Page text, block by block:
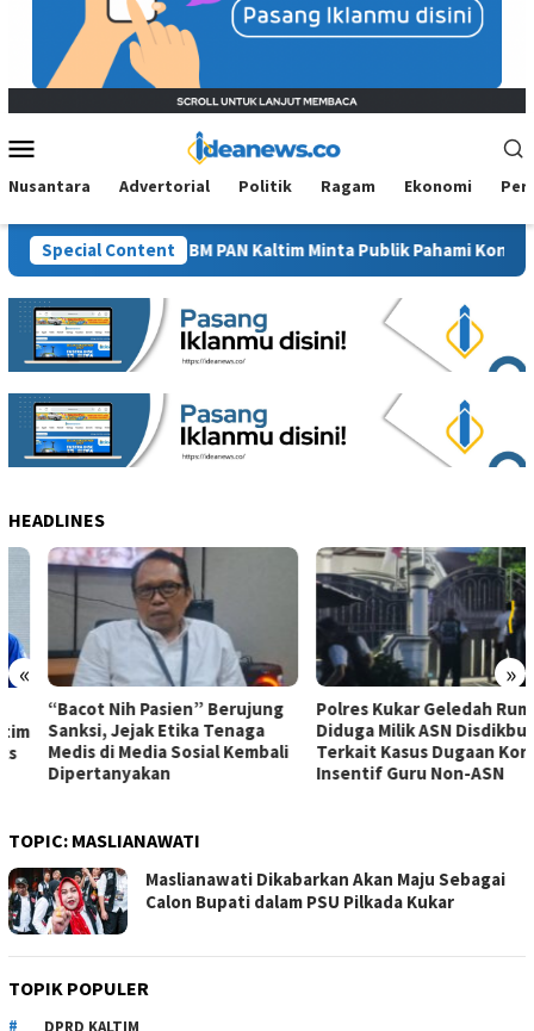
Menu
Nusantara Advertorial Politik Ragam Ekonomi
Special Content
Sawit”, BM PAN Kaltim Minta Publik Pahami Konteks
HEADLINES
« »
“Bacot Nih Pasien” Berujung
Sanksi, Jejak Etika Tenaga
Medis di Media Sosial Kembali
Dipertanyakan
Polres Kukar Geledah Rumah
Diduga Milik ASN Disdikbud
Terkait Kasus Dugaan Korupsi
Insentif Guru Non-ASN
TOPIC: MASLIANAWATI
Maslianawati Dikabarkan Akan Maju Sebagai
Calon Bupati dalam PSU Pilkada Kukar
TOPIK POPULER